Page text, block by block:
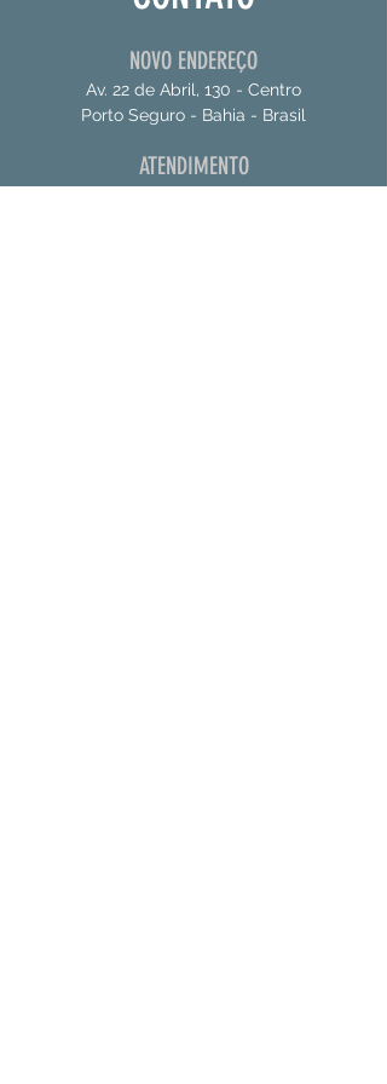
NOVO ENDEREÇO
Av. 22 de Abril, 130 - Centro
Porto Seguro - Bahia - Brasil
ATENDIMENTO